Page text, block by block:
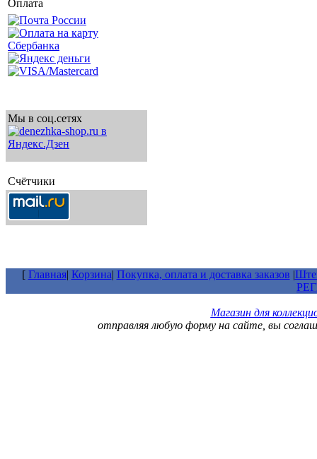
Оплата
Мы в соц.сетях
Счётчики
[ Главная| Корзина| Покупка, оплата и доставка заказов |
Магазин для
отправляя любую форму на сайте, вы